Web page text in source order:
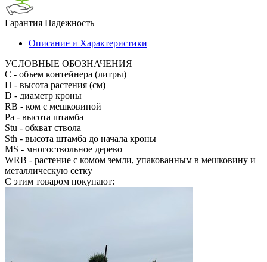
Гарантия Надежность
Описание и Характеристики
УСЛОВНЫЕ ОБОЗНАЧЕНИЯ
С - объем контейнера (литры)
H - высота растения (см)
D - диаметр кроны
RB - ком с мешковиной
Pa - высота штамба
Stu - обхват ствола
Sth - высота штамба до начала кроны
MS - многоствольное дерево
WRB - растение с комом земли, упакованным в мешковину и
металлическую сетку
С этим товаром покупают: